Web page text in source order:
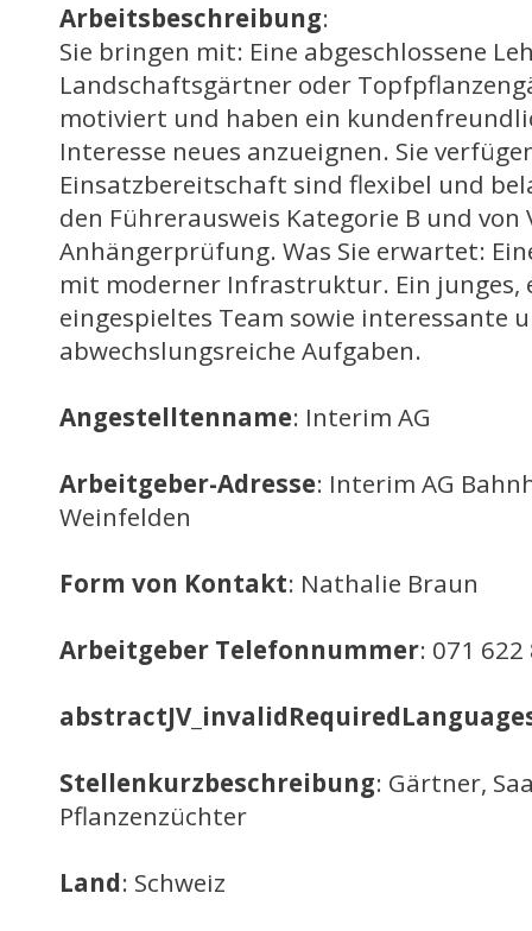
Arbeitsbeschreibung:
Sie bringen mit: Eine abgeschlossene
Landschaftsgärtner oder
motiviert und haben ein
Interesse neues anzueignen. Sie
Einsatzbereitschaft sind flexibel und
den Führerausweis Kategorie B und von
Anhängerprüfung. Was Sie erwartet:
mit moderner Infrastruktur. Ein junges,
eingespieltes Team sowie interessante
abwechslungsreiche Aufgaben.
Angestelltenname: Interim AG
Arbeitgeber-Adresse: Interim AG
Weinfelden
Form von Kontakt: Nathalie Braun
Arbeitgeber Telefonnummer: 071 622
Stellenkurzbeschreibung: Gärtner,
Pflanzenzüchter
Land: Schweiz